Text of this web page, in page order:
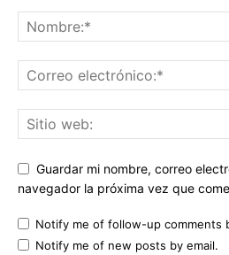
Guardar mi nombre, correo
navegador la próxima vez que
Notify me of follow-up comments
Notify me of new posts by email.